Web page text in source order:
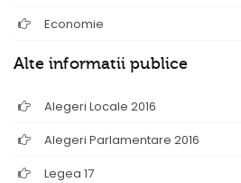
Economie
Alte informatii publice
Alegeri Locale 2016
Alegeri Parlamentare 2016
Legea 17